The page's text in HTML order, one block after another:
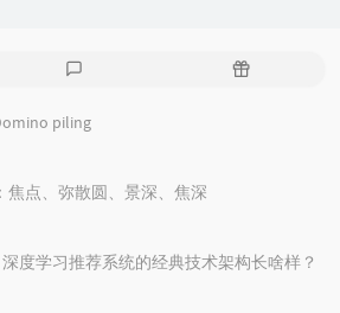
e
t
m
R
t
piling
焦点、弥散圆、景深、焦深
度学习推荐系统的经典技术架构长啥样？